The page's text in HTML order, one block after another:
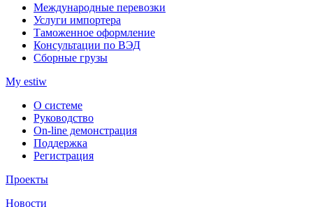
Международные перевозки
Услуги импортера
Таможенное оформление
Консультации по ВЭД
Сборные грузы
My estiw
О системе
Руководство
On-line демонстрация
Поддержка
Регистрация
Проекты
Новости